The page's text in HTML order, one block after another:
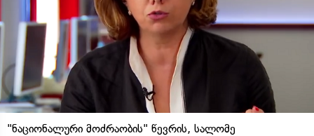
"ნაციონალური მოძრაობის" წევრის, სალომე